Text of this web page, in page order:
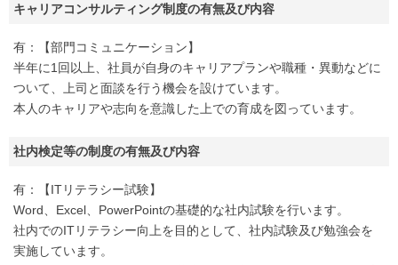
キャリアコンサルティング制度の有無及び内容
有：【部門コミュニケーション】
半年に1回以上、社員が自身のキャリアプランや職種・異動などに
ついて、上司と面談を行う機会を設けています。
本人のキャリアや志向を意識した上での育成を図っています。
社内検定等の制度の有無及び内容
有：【ITリテラシー試験】
Word、Excel、PowerPointの基礎的な社内試験を行います。
社内でのITリテラシー向上を目的として、社内試験及び勉強会を
実施しています。